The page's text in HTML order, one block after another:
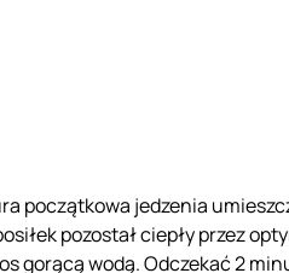
początkowa jedzenia
pozostał ciepły przez
gorącą wodą. Odczekać 2